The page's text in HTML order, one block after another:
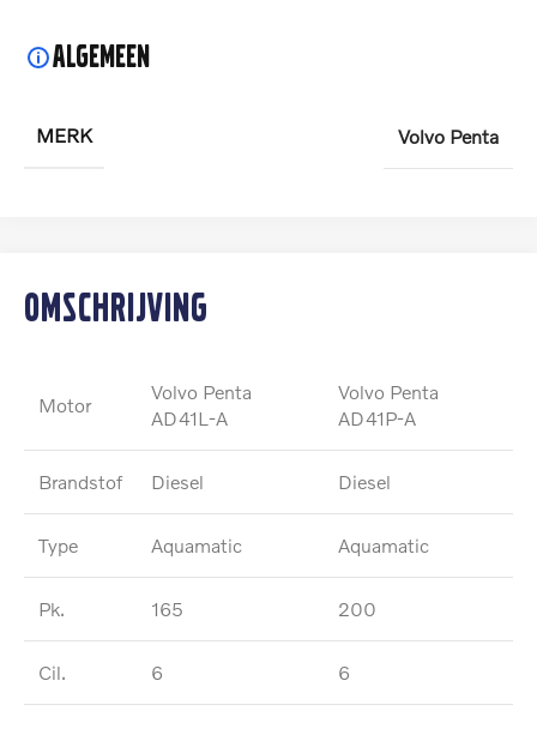
Omschrijving
Motor
Volvo Penta
AD41L-A
Volvo Penta
AD41P-A
Brandstof Diesel Diesel
Type Aquamatic Aquamatic
Pk. 165 200
Cil. 6 6
Algemeen
MERK Volvo Penta